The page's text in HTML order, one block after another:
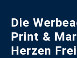
Die
Print &
Herzen